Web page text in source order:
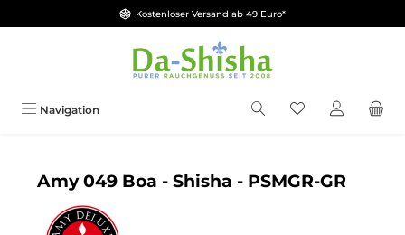
Zum Hauptinhalt springenKostenloser Versand ab 49 Euro*
Navigation Du hast 0
Amy 049 Boa - Shisha - PSMGR-GR